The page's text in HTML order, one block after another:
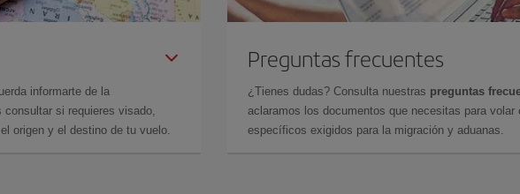
informarte de la
consultar si requieres visado,
origen y el destino de tu vuelo.
Preguntas frecuentes
¿Tienes dudas? Consulta nuestras preguntas
aclaramos los documentos que necesitas para
específicos exigidos para la migración y aduanas.